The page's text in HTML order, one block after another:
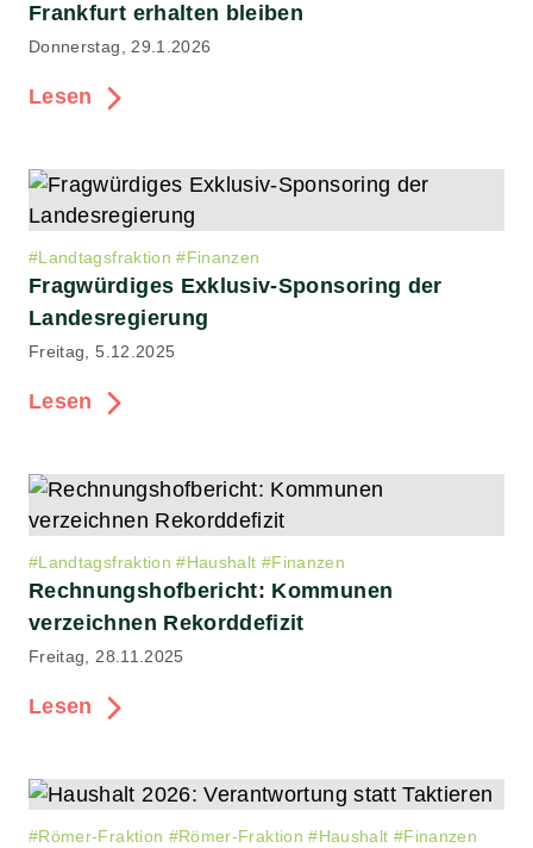
Frankfurt erhalten bleiben
Donnerstag, 29.1.2026
Lesen
#Landtagsfraktion #Finanzen
Fragwürdiges Exklusiv-Sponsoring der
Landesregierung
Freitag, 5.12.2025
Lesen
#Landtagsfraktion #Haushalt #Finanzen
Rechnungshofbericht: Kommunen
verzeichnen Rekorddefizit
Freitag, 28.11.2025
Lesen
#Römer-Fraktion #Römer-Fraktion #Haushalt #Finanzen